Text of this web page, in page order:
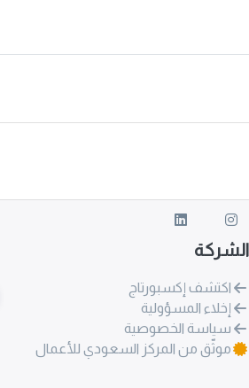
الشركة
اكتشف إكسبورتاج
إخلاء المسؤولية
سياسة الخصوصية
موثّق من المركز السعودي للأعمال